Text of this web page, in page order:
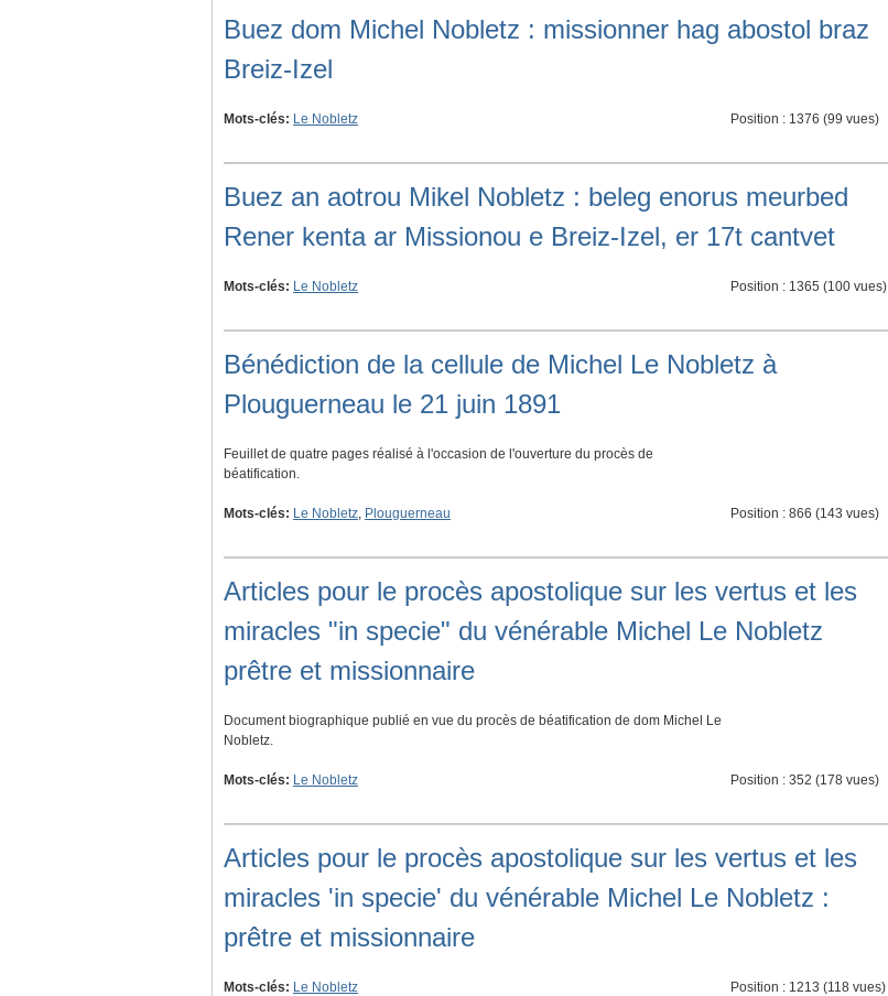
Buez dom Michel Nobletz : missionner hag abostol braz
Breiz-Izel
Mots-clés: Le Nobletz Position : 1376 (99 vues)
Buez an aotrou Mikel Nobletz : beleg enorus meurbed
Rener kenta ar Missionou e Breiz-Izel, er 17t cantvet
Mots-clés: Le Nobletz Position : 1365 (100 vues)
Bénédiction de la cellule de Michel Le Nobletz à
Plouguerneau le 21 juin 1891
Feuillet de quatre pages réalisé à l'occasion de l'ouverture du procès de
béatification.
Mots-clés: Le Nobletz, Plouguerneau Position : 866 (143 vues)
Articles pour le procès apostolique sur les vertus et les
miracles "in specie" du vénérable Michel Le Nobletz
prêtre et missionnaire
Document biographique publié en vue du procès de béatification de dom Michel Le
Nobletz.
Mots-clés: Le Nobletz Position : 352 (178 vues)
Articles pour le procès apostolique sur les vertus et les
miracles 'in specie' du vénérable Michel Le Nobletz :
prêtre et missionnaire
Mots-clés: Le Nobletz Position : 1213 (118 vues)